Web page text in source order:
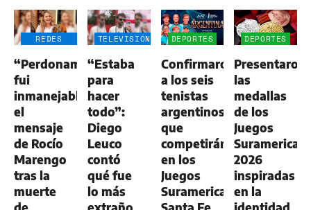
REDES
“Perdoname,
fui
inmanejable”:
el
mensaje
de Rocío
Marengo
tras la
muerte
TELEVISIÓN
“Estaba
para
hacer
todo”:
Diego
Leuco
contó
qué fue
lo más
DEPORTES
Confirmaron
a los seis
tenistas
argentinos
que
competirán
en los
Juegos
Suramericanos
DEPORTES
Presentaron
las
medallas
de los
Juegos
2026
inspiradas
en la